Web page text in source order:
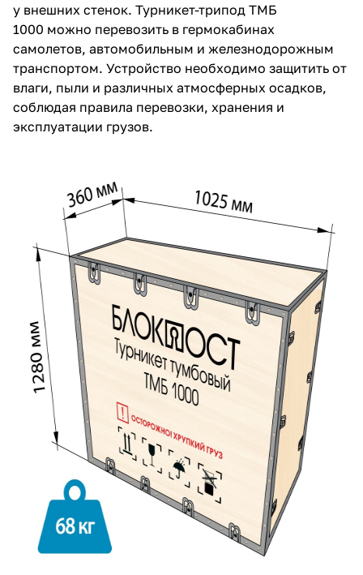
у внешних стенок. Турникет-трипод ТМБ
1000 можно перевозить в гермокабинах
самолетов, автомобильным и железнодорожным
транспортом. Устройство необходимо защитить от
влаги, пыли и различных атмосферных осадков,
соблюдая правила перевозки, хранения и
эксплуатации грузов.